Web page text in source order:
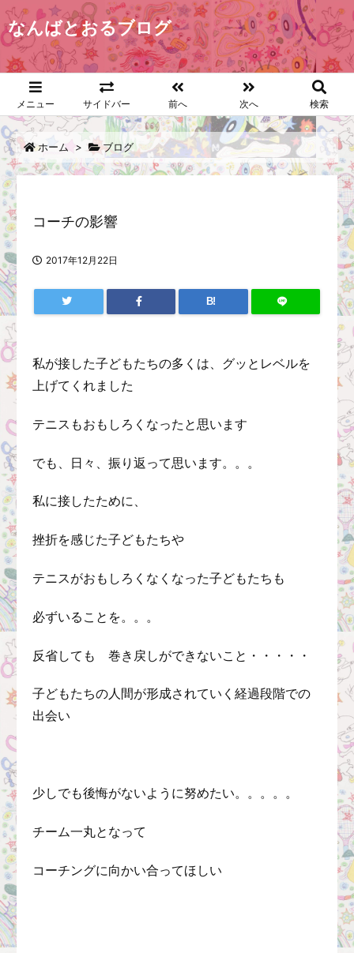
なんばとおるブログ
メニュー サイドバー 前へ 次へ 検索
ホーム > ブログ
コーチの影響
2017年12月22日
B!
私が接した子どもたちの多くは、グッとレベルを
上げてくれました
テニスもおもしろくなったと思います
でも、日々、振り返って思います。。。
私に接したために、
挫折を感じた子どもたちや
テニスがおもしろくなくなった子どもたちも
必ずいることを。。。
反省しても 巻き戻しができないこと・・・・・
子どもたちの人間が形成されていく経過段階での
出会い
少しでも後悔がないように努めたい。。。。。
チーム一丸となって
コーチングに向かい合ってほしい